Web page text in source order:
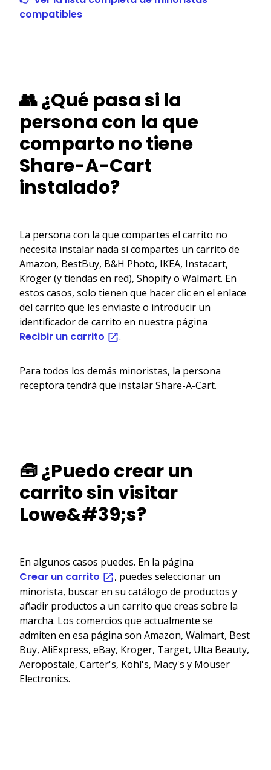
compatibles
👥 ¿Qué pasa si la
persona con la que
comparto no tiene
Share-A-Cart
instalado?
La persona con la que compartes el carrito no
necesita instalar nada si compartes un carrito de
Amazon, BestBuy, B&H Photo, IKEA, Instacart,
Kroger (y tiendas en red), Shopify o Walmart. En
estos casos, solo tienen que hacer clic en el enlace
del carrito que les enviaste o introducir un
identificador de carrito en nuestra página
Recibir un carrito .
Para todos los demás minoristas, la persona
receptora tendrá que instalar Share-A-Cart.
🧰 ¿Puedo crear un
carrito sin visitar
Lowe&#39;s?
En algunos casos puedes. En la página
Crear un carrito
, puedes seleccionar un
minorista, buscar en su catálogo de productos y
añadir productos a un carrito que creas sobre la
marcha. Los comercios que actualmente se
admiten en esa página son Amazon, Walmart, Best
Buy, AliExpress, eBay, Kroger, Target, Ulta Beauty,
Aeropostale, Carter's, Kohl's, Macy's y Mouser
Electronics.